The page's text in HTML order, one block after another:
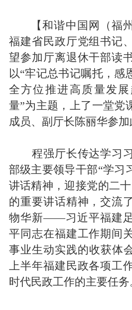
【和谐中国网（福
福建省民政厅党组书记
望参加厅离退休干部读
以“牢记总书记嘱托，感
全方位推进高质量发
量”为主题，上了一堂党
成员、副厅长陈丽华参加
程强厅长传达学习习
部级主要领导干部“学习
讲话精神，迎接党的二
的重要讲话精神，交流
物华新——习近平福建
平同志在福建工作期间
事业生动实践的收获体
上半年福建民政各项工
时代民政工作的主要任务